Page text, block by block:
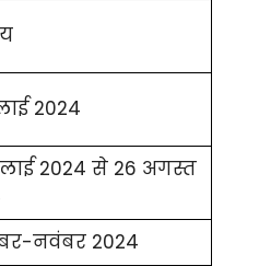
2024
2024 से 26 अगस्त
नवंबर 2024